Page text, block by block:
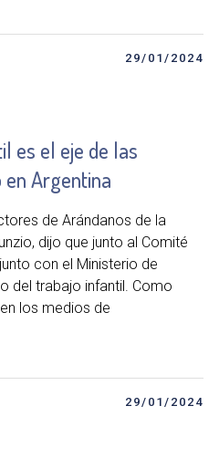
29/01/2024
es el eje de las
Argentina
de Arándanos de la
dijo que junto al Comité
con el Ministerio de
del trabajo infantil. Como
los medios de
29/01/2024